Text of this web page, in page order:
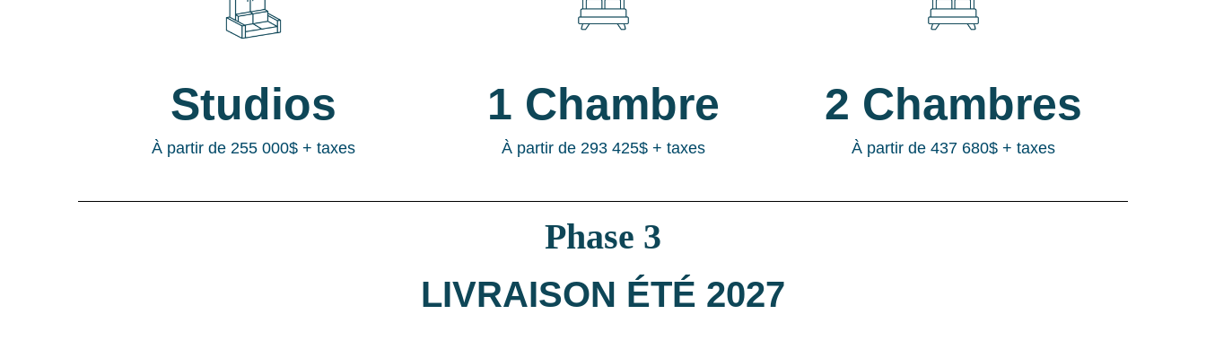
Studios
À partir de 255 000$ + taxes
1 Chambre
À partir de 293 425$ + taxes
2 Chambres
À partir de 437 680$ + taxes
Phase 3
LIVRAISON ÉTÉ 2027